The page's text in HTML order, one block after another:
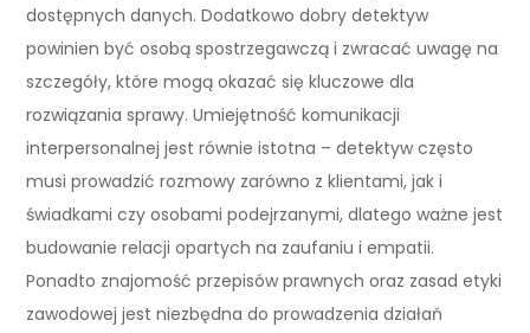
dostępnych danych. Dodatkowo dobry detektyw
powinien być osobą spostrzegawczą i zwracać uwagę na
szczegóły, które mogą okazać się kluczowe dla
rozwiązania sprawy. Umiejętność komunikacji
interpersonalnej jest równie istotna – detektyw często
musi prowadzić rozmowy zarówno z klientami, jak i
świadkami czy osobami podejrzanymi, dlatego ważne jest
budowanie relacji opartych na zaufaniu i empatii.
Ponadto znajomość przepisów prawnych oraz zasad etyki
zawodowej jest niezbędna do prowadzenia działań